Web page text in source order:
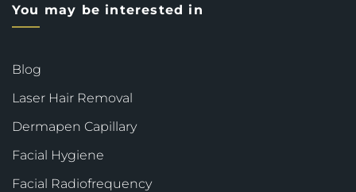
You may be interested in
Blog
Laser Hair Removal
Dermapen Capillary
Facial Hygiene
Facial Radiofrequency